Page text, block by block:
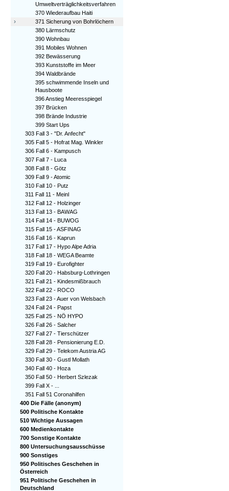
Umweltverträglichkeitsverfahren
370 Wiederaufbau Haiti
›
371 Sicherung von Bohrlöchern
380 Lärmschutz
390 Wohnbau
391 Mobiles Wohnen
392 Bewässerung
393 Kunststoffe im Meer
394 Waldbrände
395 schwimmende Inseln und
Hausboote
396 Anstieg Meeresspiegel
397 Brücken
398 Brände Industrie
399 Start Ups
303 Fall 3 - "Dr. Anfecht"
305 Fall 5 - Hofrat Mag. Winkler
306 Fall 6 - Kampusch
307 Fall 7 - Luca
308 Fall 8 - Götz
309 Fall 9 - Atomic
310 Fall 10 - Putz
311 Fall 11 - Meinl
312 Fall 12 - Holzinger
313 Fall 13 - BAWAG
314 Fall 14 - BUWOG
315 Fall 15 - ASFINAG
316 Fall 16 - Kaprun
317 Fall 17 - Hypo Alpe Adria
318 Fall 18 - WEGA Beamte
319 Fall 19 - Eurofighter
320 Fall 20 - Habsburg-Lothringen
321 Fall 21 - Kindesmißbrauch
322 Fall 22 - ROCO
323 Fall 23 - Auer von Welsbach
324 Fall 24 - Papst
325 Fall 25 - NÖ HYPO
326 Fall 26 - Salcher
327 Fall 27 - Tierschützer
328 Fall 28 - Pensionierung E.D.
329 Fall 29 - Telekom Austria AG
330 Fall 30 - Gustl Mollath
340 Fall 40 - Hoza
350 Fall 50 - Herbert Szlezak
399 Fall X - ...
351 Fall 51 Coronahilfen
400 Die Fälle (anonym)
500 Politische Kontakte
510 Wichtige Aussagen
600 Medienkontakte
700 Sonstige Kontakte
800 Untersuchungsausschüsse
900 Sonstiges
950 Politisches Geschehen in
Österreich
951 Politische Geschehen in
Deutschland